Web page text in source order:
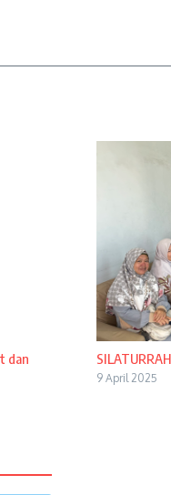
dan
9 April 2025